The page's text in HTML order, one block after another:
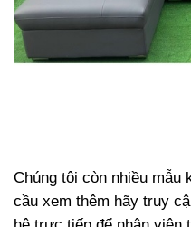
Chúng tôi còn nhiều mẫu
cầu xem thêm hãy truy